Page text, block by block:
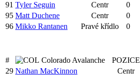
91 Tyler Seguin Centr 0
95 Matt Duchene Centr 0
96 Mikko Rantanen Pravé křídlo 0
# Colorado Avalanche POZICE
29 Nathan MacKinnon Centr